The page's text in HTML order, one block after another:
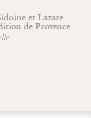
et Lazare
de Provence